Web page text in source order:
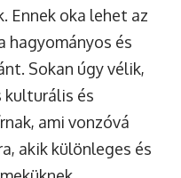
Ennek oka lehet az
hagyományos és
Sokan úgy vélik,
kulturális és
ami vonzóvá
akik különleges és